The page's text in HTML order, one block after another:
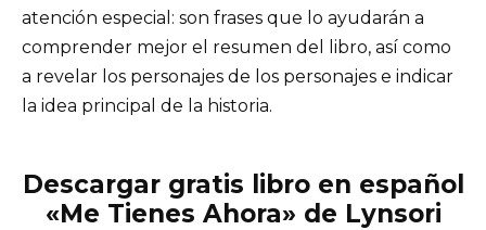
atención especial: son frases que lo ayudarán a
comprender mejor el resumen del libro, así como
a revelar los personajes de los personajes e indicar
la idea principal de la historia.
Descargar gratis libro en español
«Me Tienes Ahora» de Lynsori